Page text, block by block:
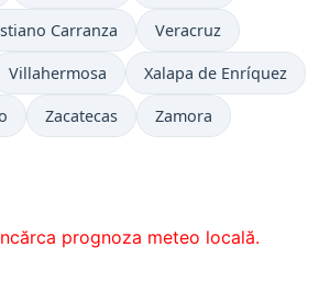
Carranza Veracruz
Villahermosa Xalapa de Enríquez
Zacatecas Zamora
prognoza meteo locală.